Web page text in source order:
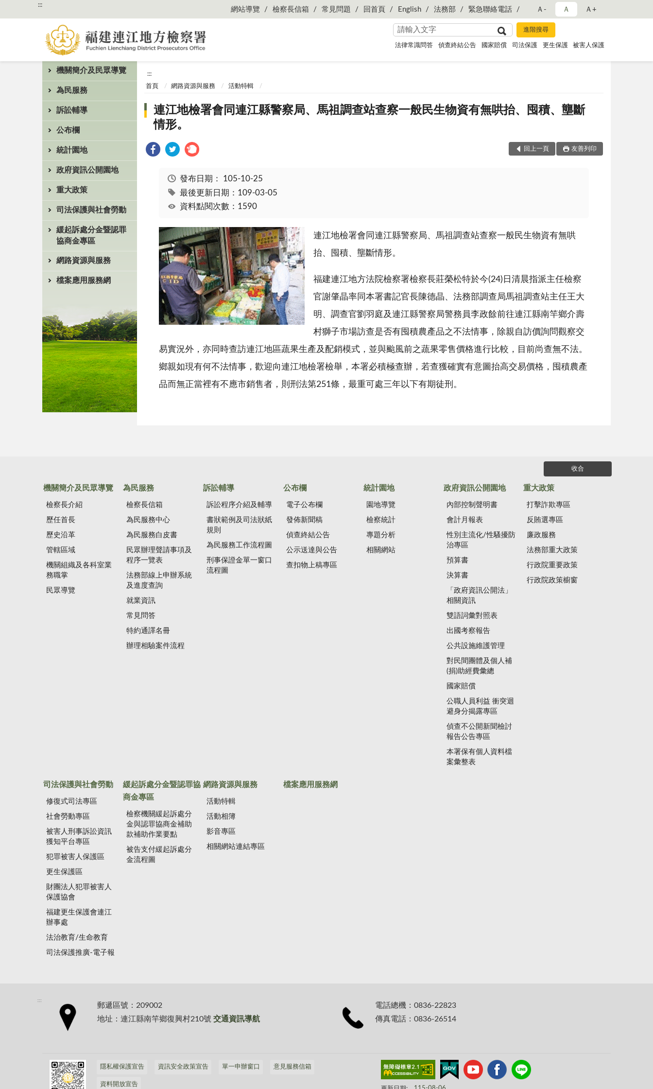
:::
網站導覽 檢察長信箱 常見問題 回首頁 English 法務部 緊急聯絡電話 Ａ- Ａ Ａ+
法律常識問答 偵查終結公告 國家賠償 司法保護 更生保護 被害人保護
機關簡介及民眾導覽
為民服務
訴訟輔導
公布欄
統計園地
政府資訊公開園地
重大政策
司法保護與社會勞動
緩起訴處分金暨認罪
協商金專區
網路資源與服務
檔案應用服務網
:::
首頁 網路資源與服務 活動特輯
連江地檢署會同連江縣警察局、馬祖調查站查察一般民生物資有無哄抬、囤積、壟斷
情形。
回上一頁 友善列印
發布日期： 105-10-25
最後更新日期：109-03-05
資料點閱次數：1590
連江地檢署會同連江縣警察局、馬祖調查站查察一般民生物資有無哄
抬、囤積、壟斷情形。
福建連江地方法院檢察署檢察長莊榮松特於今(24)日清晨指派主任檢察
官謝肇晶率同本署書記官長陳德晶、法務部調查局馬祖調查站主任王大
明、調查官劉羽庭及連江縣警察局警務員李政餘前往連江縣南竿鄉介壽
村獅子市場訪查是否有囤積農產品之不法情事，除親自訪價詢問觀察交
易實況外，亦同時查訪連江地區蔬果生產及配銷模式，並與颱風前之蔬果零售價格進行比較，目前尚查無不法。
鄉親如現有何不法情事，歡迎向連江地檢署檢舉，本署必積極查辦，若查獲確實有意圖抬高交易價格，囤積農產
品而無正當裡有不應市銷售者，則刑法第251條，最重可處三年以下有期徒刑。
收合
機關簡介及民眾導覽
檢察長介紹
歷任首長
歷史沿革
管轄區域
機關組織及各科室業
務職掌
民眾導覽
為民服務
檢察長信箱
為民服務中心
為民服務白皮書
民眾辦理聲請事項及
程序一覽表
法務部線上申辦系統
及進度查詢
就業資訊
常見問答
特約通譯名冊
辦理相驗案件流程
訴訟輔導
訴訟程序介紹及輔導
書狀範例及司法狀紙
規則
為民服務工作流程圖
刑事保證金單一窗口
流程圖
公布欄
電子公布欄
發佈新聞稿
偵查終結公告
公示送達與公告
查扣物上稿專區
統計園地
園地導覽
檢察統計
專題分析
相關網站
政府資訊公開園地
內部控制聲明書
會計月報表
性別主流化/性騷擾防
治專區
預算書
決算書
「政府資訊公開法」
相關資訊
雙語詞彙對照表
出國考察報告
公共設施維護管理
對民間團體及個人補
(捐)助經費彙總
國家賠償
公職人員利益 衝突迴
避身分揭露專區
偵查不公開新聞檢討
報告公告專區
本署保有個人資料檔
案彙整表
重大政策
打擊詐欺專區
反賄選專區
廉政服務
法務部重大政策
行政院重要政策
行政院政策櫥窗
司法保護與社會勞動
修復式司法專區
社會勞動專區
被害人刑事訴訟資訊
獲知平台專區
犯罪被害人保護區
更生保護區
財團法人犯罪被害人
保護協會
福建更生保護會連江
辦事處
法治教育/生命教育
司法保護推廣-電子報
緩起訴處分金暨認罪協
商金專區
檢察機關緩起訴處分
金與認罪協商金補助
款補助作業要點
被告支付緩起訴處分
金流程圖
網路資源與服務
活動特輯
活動相簿
影音專區
相關網站連結專區
檔案應用服務網
:::
郵遞區號：209002
地址：連江縣南竿鄉復興村210號 交通資訊導航
電話總機：0836-22823
傳真電話：0836-26514
隱私權保護宣告 資訊安全政策宣告 單一申辦窗口 意見服務信箱
資料開放宣告